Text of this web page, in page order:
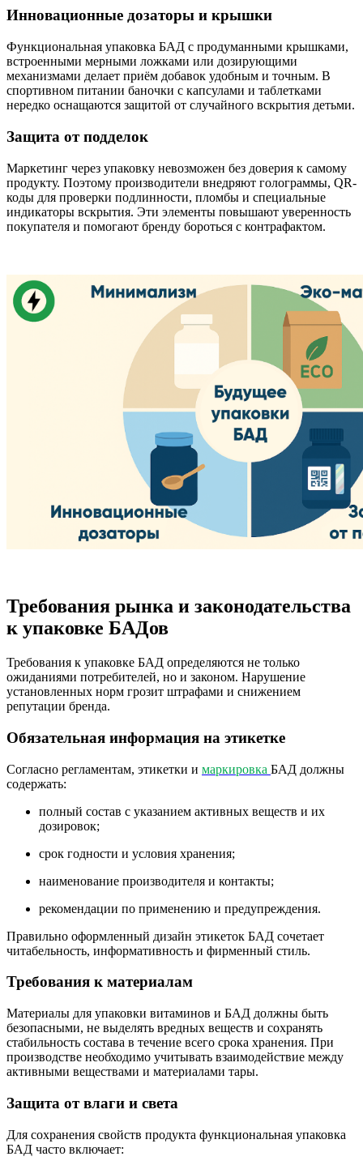
Инновационные дозаторы и крышки
Функциональная упаковка БАД с продуманными крышками,
встроенными мерными ложками или дозирующими
механизмами делает приём добавок удобным и точным. В
спортивном питании баночки с капсулами и таблетками
нередко оснащаются защитой от случайного вскрытия детьми.
Защита от подделок
Маркетинг через упаковку невозможен без доверия к самому
продукту. Поэтому производители внедряют голограммы, QR-
коды для проверки подлинности, пломбы и специальные
индикаторы вскрытия. Эти элементы повышают уверенность
покупателя и помогают бренду бороться с контрафактом.
Требования рынка и законодательства
к упаковке БАДов
Требования к упаковке БАД определяются не только
ожиданиями потребителей, но и законом. Нарушение
установленных норм грозит штрафами и снижением
репутации бренда.
Обязательная информация на этикетке
Согласно регламентам, этикетки и маркировка БАД должны
содержать:
полный состав с указанием активных веществ и их
дозировок;
срок годности и условия хранения;
наименование производителя и контакты;
рекомендации по применению и предупреждения.
Правильно оформленный дизайн этикеток БАД сочетает
читабельность, информативность и фирменный стиль.
Требования к материалам
Материалы для упаковки витаминов и БАД должны быть
безопасными, не выделять вредных веществ и сохранять
стабильность состава в течение всего срока хранения. При
производстве необходимо учитывать взаимодействие между
активными веществами и материалами тары.
Защита от влаги и света
Для сохранения свойств продукта функциональная упаковка
БАД часто включает: